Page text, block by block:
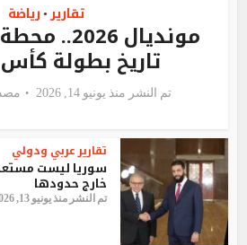
تقارير • رياضة
مونديال
تاريخ بطولة كأس
تم النشر منذ يونيو 14, 2026
تقاريرعربي ودولي
سوريا ليست
خارج حدودها
تم النشر منذ يونيو 13, 2026